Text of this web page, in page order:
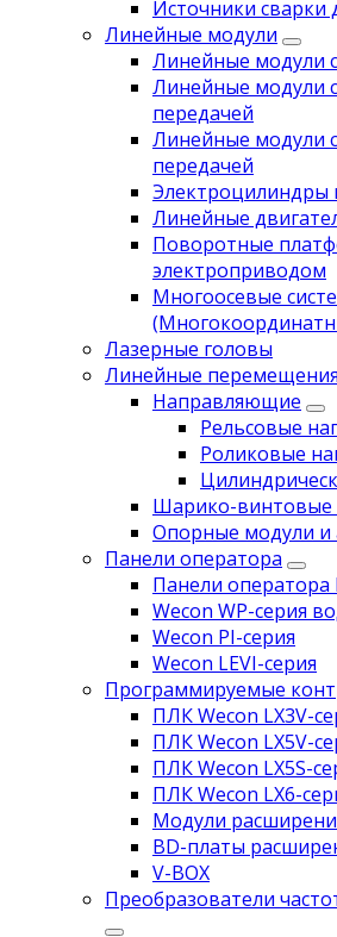
Источники
Линейные модули
Линейные модули
Линейные модули
передачей
Линейные модули
передачей
Электроцилиндры
Линейные
Поворотные
электроприводом
Многоосевые
Лазерные головы
Линейные перемещения
Направляющие
Рельсовые
Роликовые
Шарико-
Опорные модули и
Панели оператора
Панели оператора
Wecon WP-серия
Wecon PI-серия
Wecon LEVI-серия
Программируемые
ПЛК Wecon LX3V-
ПЛК Wecon LX5V-
ПЛК Wecon LX5S-
ПЛК Wecon LX6-
Модули
BD-платы
V-BOX
Преобразователи